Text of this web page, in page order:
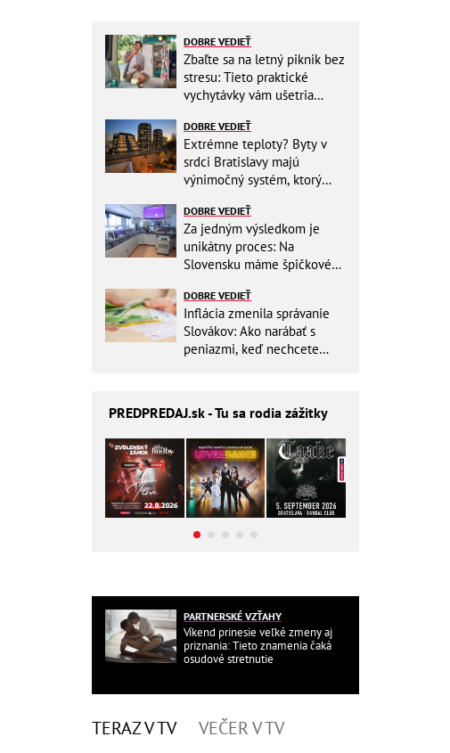
DOBRE VEDIEŤ
Zbaľte sa na letný piknik bez
stresu: Tieto praktické
vychytávky vám ušetria
DOBRE VEDIEŤ
Extrémne teploty? Byty v
srdci Bratislavy majú
výnimočný systém, ktorý
DOBRE VEDIEŤ
Za jedným výsledkom je
unikátny proces: Na
Slovensku máme špičkové
DOBRE VEDIEŤ
Inflácia zmenila správanie
Slovákov: Ako narábať s
peniazmi, keď nechcete
PREDPREDAJ.sk - Tu sa rodia zážitky
PARTNERSKÉ VZŤAHY
Víkend prinesie veľké zmeny aj
priznania: Tieto znamenia čaká
osudové stretnutie
TERAZ V TV VEČER V TV